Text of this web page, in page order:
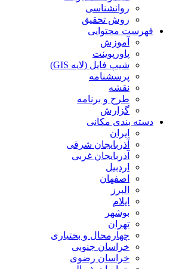
روانشناسی
روش تحقیق
فهرست محتوایی
آموزش
پاورپوینت
شیپ فایل (لایه GIS)
پرسشنامه
نقشه
طرح و برنامه
گزارش
دسته بندی مکانی
ایران
آذربایجان شرقی
آذربایجان غربی
اردبیل
اصفهان
البرز
ایلام
بوشهر
تهران
چهارمحال و بختیاری
خراسان جنوبی
خراسان رضوی